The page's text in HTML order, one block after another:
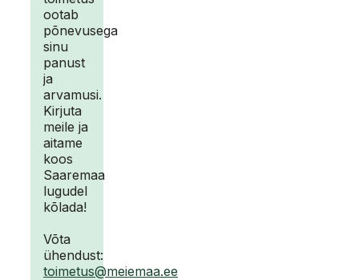
ootab
põnevusega
sinu
panust
ja
arvamusi.
Kirjuta
meile ja
aitame
koos
Saaremaa
lugudel
kõlada!
Võta
ühendust:
toimetus@meiemaa.ee